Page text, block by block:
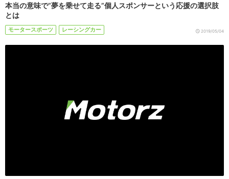
本当の意味で”夢を乗せて走る”個人スポンサーという応援の選択肢
とは
モータースポーツ レーシングカー 2019/05/04